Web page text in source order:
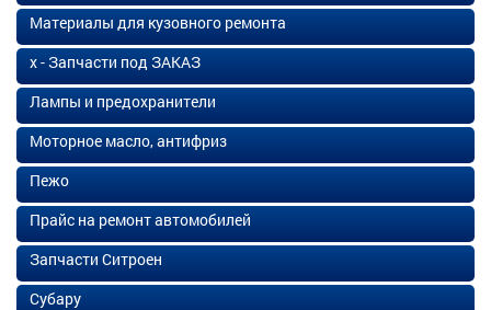
Материалы для кузовного ремонта
х - Запчасти под ЗАКАЗ
Лампы и предохранители
Моторное масло, антифриз
Пежо
Прайс на ремонт автомобилей
Запчасти Ситроен
Субару